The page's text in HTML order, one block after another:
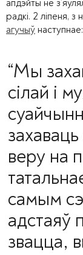
апдэйты не
радкі. 2 ліпеня,
агучыўнаступнае:
“Мы
сілай і
веру на
самым
адстаяў
звацца,